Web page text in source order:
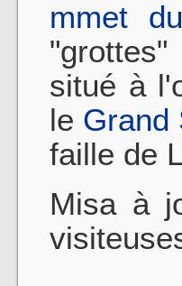
mmet
situé à
le Grand
faille de
Misa à